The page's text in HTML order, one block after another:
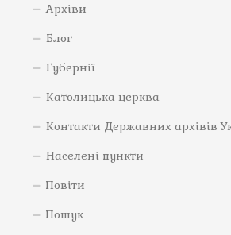
Архіви
Блог
Губернії
Католицька церква
Контакти Державних архівів
Населені пункти
Повіти
Пошук